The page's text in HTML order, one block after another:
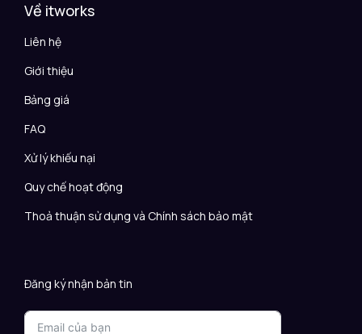
Về itworks
Liên hệ
Giới thiệu
Bảng giá
FAQ
Xử lý khiếu nại
Quy chế hoạt động
Thoả thuận sử dụng và Chính sách bảo mật
Đăng ký nhận bản tin